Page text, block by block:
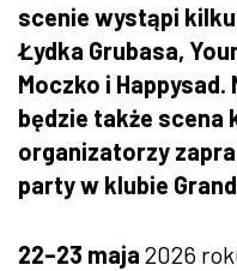
scenie wystąpi
Łydka Grubasa,
Moczko i
będzie także scena
organizatorzy
party w klubie
22–23 maja 2026